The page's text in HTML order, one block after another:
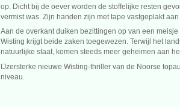
op. Dicht bij de oever worden de stoffelijke resten
vermist was. Zijn handen zijn met tape vastgeplakt
Aan de overkant duiken bezittingen op van een
Wisting krijgt beide zaken toegewezen. Terwijl het
natuurlijke staat, komen steeds meer geheimen aan
IJzersterke nieuwe Wisting-thriller van de Noorse
niveau.